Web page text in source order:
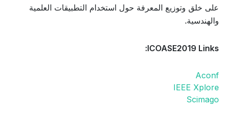
على خلق وتوزيع المعرفة حول استخدام التطبيقات العلمية
والهندسية.
ICOASE2019 Links:
Aconf
IEEE Xplore
Scimago